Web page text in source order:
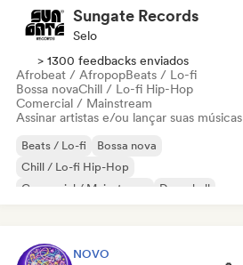
Sungate Records
Selo
> 1300 feedbacks enviados
Afrobeat / AfropopBeats / Lo-fi
Bossa novaChill / Lo-fi Hip-Hop
Comercial / Mainstream
Assinar artistas e/ou lançar suas músicas
Beats / Lo-fi
Bossa nova
Chill / Lo-fi Hip-Hop
Comercial / Mainstream
Dancehall
NOVO